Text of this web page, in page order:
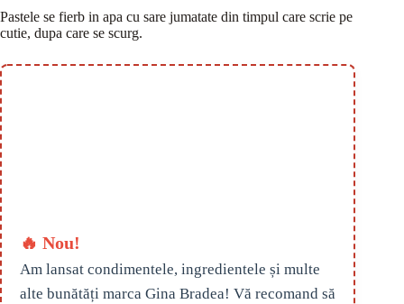
Pastele se fierb in apa cu sare jumatate din timpul care scrie pe
cutie, dupa care se scurg.
🔥 Nou!
Am lansat condimentele, ingredientele și multe
alte bunătăți marca Gina Bradea! Vă recomand să